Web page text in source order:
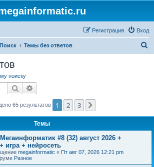
Вход
Регистрация
Поиск Темы без ответов
поиску
Поиск
65 результатов 1 2 3
Темы
#8 (32) август 2026 +
игра + нейросеть
megainformatic « Пт авг 07, 2026 12:21 pm
Разное